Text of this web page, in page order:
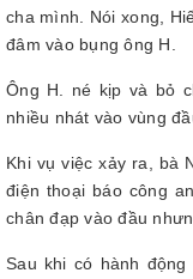
cha mình. Nói xong,
đâm vào bụng ông H.
Ông H. né kịp và bỏ
nhiều nhát vào vùng
Khi vụ việc xảy ra, bà
điện thoại báo công
chân đạp vào đầu
Sau khi có hành